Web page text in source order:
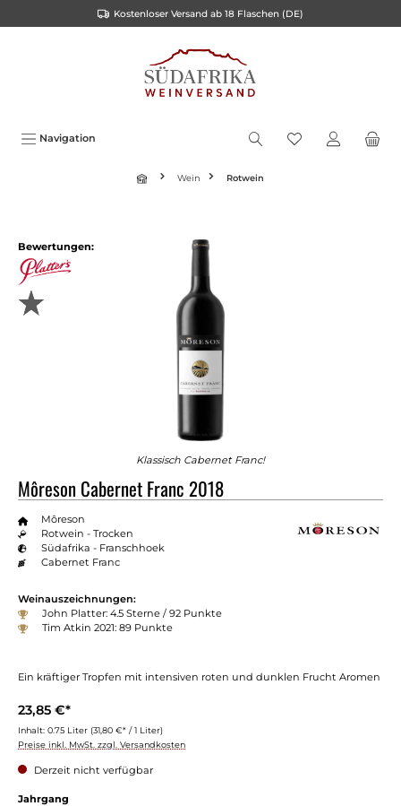
Kostenloser Versand ab 18 Flaschen (DE)
Navigation
Wein Rotwein
Bewertungen:
Klassisch Cabernet Franc!
Môreson Cabernet Franc 2018
Môreson
Rotwein - Trocken
Südafrika - Franschhoek
Cabernet Franc
Weinauszeichnungen:
John Platter: 4.5 Sterne / 92 Punkte
Tim Atkin 2021: 89 Punkte
Ein kräftiger Tropfen mit intensiven roten und dunklen Frucht Aromen
23,85 €*
Inhalt: 0.75 Liter (31,80 €* / 1 Liter)
Preise inkl. MwSt. zzgl. Versandkosten
Derzeit nicht verfügbar
Jahrgang